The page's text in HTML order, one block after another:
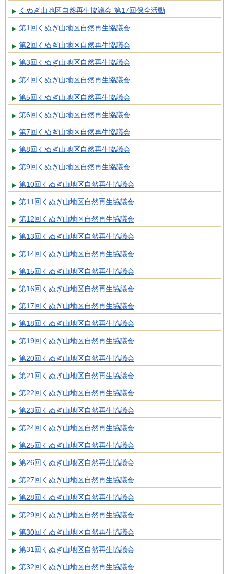
くぬぎ山地区自然再生協議会 第17回保全活動
第1回くぬぎ山地区自然再生協議会
第2回くぬぎ山地区自然再生協議会
第3回くぬぎ山地区自然再生協議会
第4回くぬぎ山地区自然再生協議会
第5回くぬぎ山地区自然再生協議会
第6回くぬぎ山地区自然再生協議会
第7回くぬぎ山地区自然再生協議会
第8回くぬぎ山地区自然再生協議会
第9回くぬぎ山地区自然再生協議会
第10回くぬぎ山地区自然再生協議会
第11回くぬぎ山地区自然再生協議会
第12回くぬぎ山地区自然再生協議会
第13回くぬぎ山地区自然再生協議会
第14回くぬぎ山地区自然再生協議会
第15回くぬぎ山地区自然再生協議会
第16回くぬぎ山地区自然再生協議会
第17回くぬぎ山地区自然再生協議会
第18回くぬぎ山地区自然再生協議会
第19回くぬぎ山地区自然再生協議会
第20回くぬぎ山地区自然再生協議会
第21回くぬぎ山地区自然再生協議会
第22回くぬぎ山地区自然再生協議会
第23回くぬぎ山地区自然再生協議会
第24回くぬぎ山地区自然再生協議会
第25回くぬぎ山地区自然再生協議会
第26回くぬぎ山地区自然再生協議会
第27回くぬぎ山地区自然再生協議会
第28回くぬぎ山地区自然再生協議会
第29回くぬぎ山地区自然再生協議会
第30回くぬぎ山地区自然再生協議会
第31回くぬぎ山地区自然再生協議会
第32回くぬぎ山地区自然再生協議会